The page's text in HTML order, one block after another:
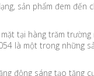
sản phẩm đem đến
tại hàng trăm
là một trong những
động sáng tạo tăng